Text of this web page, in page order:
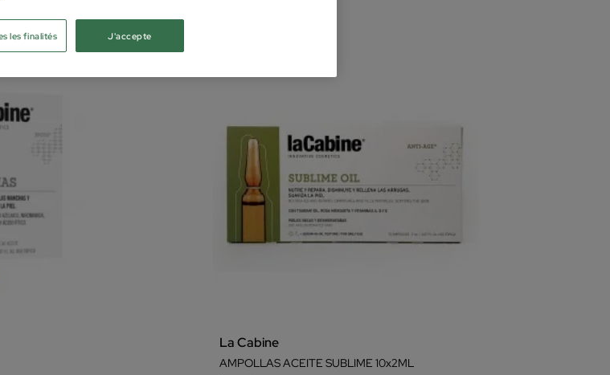
La Cabine
AMPOLLAS ACEITE SUBLIME 10x2ML
J'accepte
les finalités